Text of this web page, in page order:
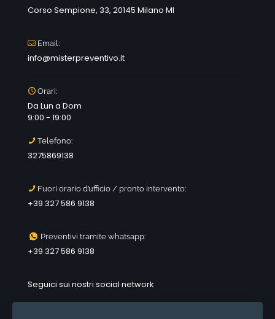
Corso Sempione, 33, 20145 Milano MI
Email:
info@misterpreventivo.it
Orari:
Da Lun a Dom
9:00 - 19:00
Telefono:
3275869138
Fuori orario d’ufficio / pronto intervento:
+39 327 586 9138
Preventivi tramite whatsapp:
+39 327 586 9138
Seguici sui nostri social network